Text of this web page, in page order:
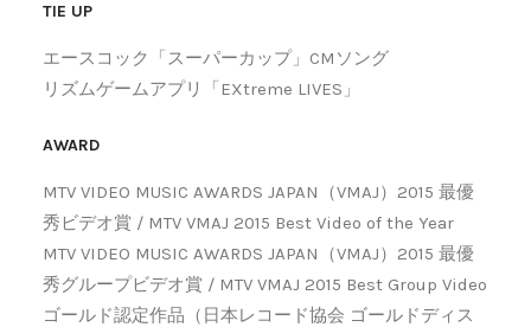
TIE UP
エースコック「スーパーカップ」CMソング
リズムゲームアプリ「EXtreme LIVES」
AWARD
MTV VIDEO MUSIC AWARDS JAPAN（VMAJ）2015 最優
秀ビデオ賞 / MTV VMAJ 2015 Best Video of the Year
MTV VIDEO MUSIC AWARDS JAPAN（VMAJ）2015 最優
秀グループビデオ賞 / MTV VMAJ 2015 Best Group Video
ゴールド認定作品（日本レコード協会 ゴールドディス